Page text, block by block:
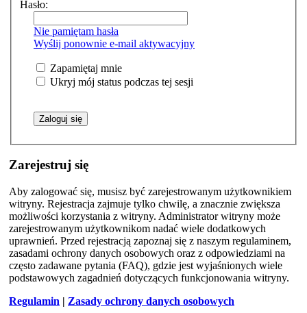
Hasło:
Nie pamiętam hasła
Wyślij ponownie e-mail aktywacyjny
Zapamiętaj mnie
Ukryj mój status podczas tej sesji
Zarejestruj się
Aby zalogować się, musisz być zarejestrowanym użytkownikiem
witryny. Rejestracja zajmuje tylko chwilę, a znacznie zwiększa
możliwości korzystania z witryny. Administrator witryny może
zarejestrowanym użytkownikom nadać wiele dodatkowych
uprawnień. Przed rejestracją zapoznaj się z naszym regulaminem,
zasadami ochrony danych osobowych oraz z odpowiedziami na
często zadawane pytania (FAQ), gdzie jest wyjaśnionych wiele
podstawowych zagadnień dotyczących funkcjonowania witryny.
Regulamin | Zasady ochrony danych osobowych